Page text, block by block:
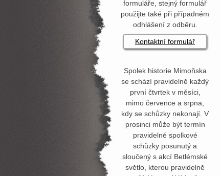
formuláře, stejný formulář
použijte také při případném
odhlášení z odběru.
Kontaktní formulář
Spolek historie Mimoňska
se schází pravidelně každý
první čtvrtek v měsíci,
mimo července a srpna,
kdy se schůzky nekonají. V
prosinci může být termín
pravidelné spolkové
schůzky posunutý a
sloučený s akcí Betlémské
světlo, kterou pravidelně